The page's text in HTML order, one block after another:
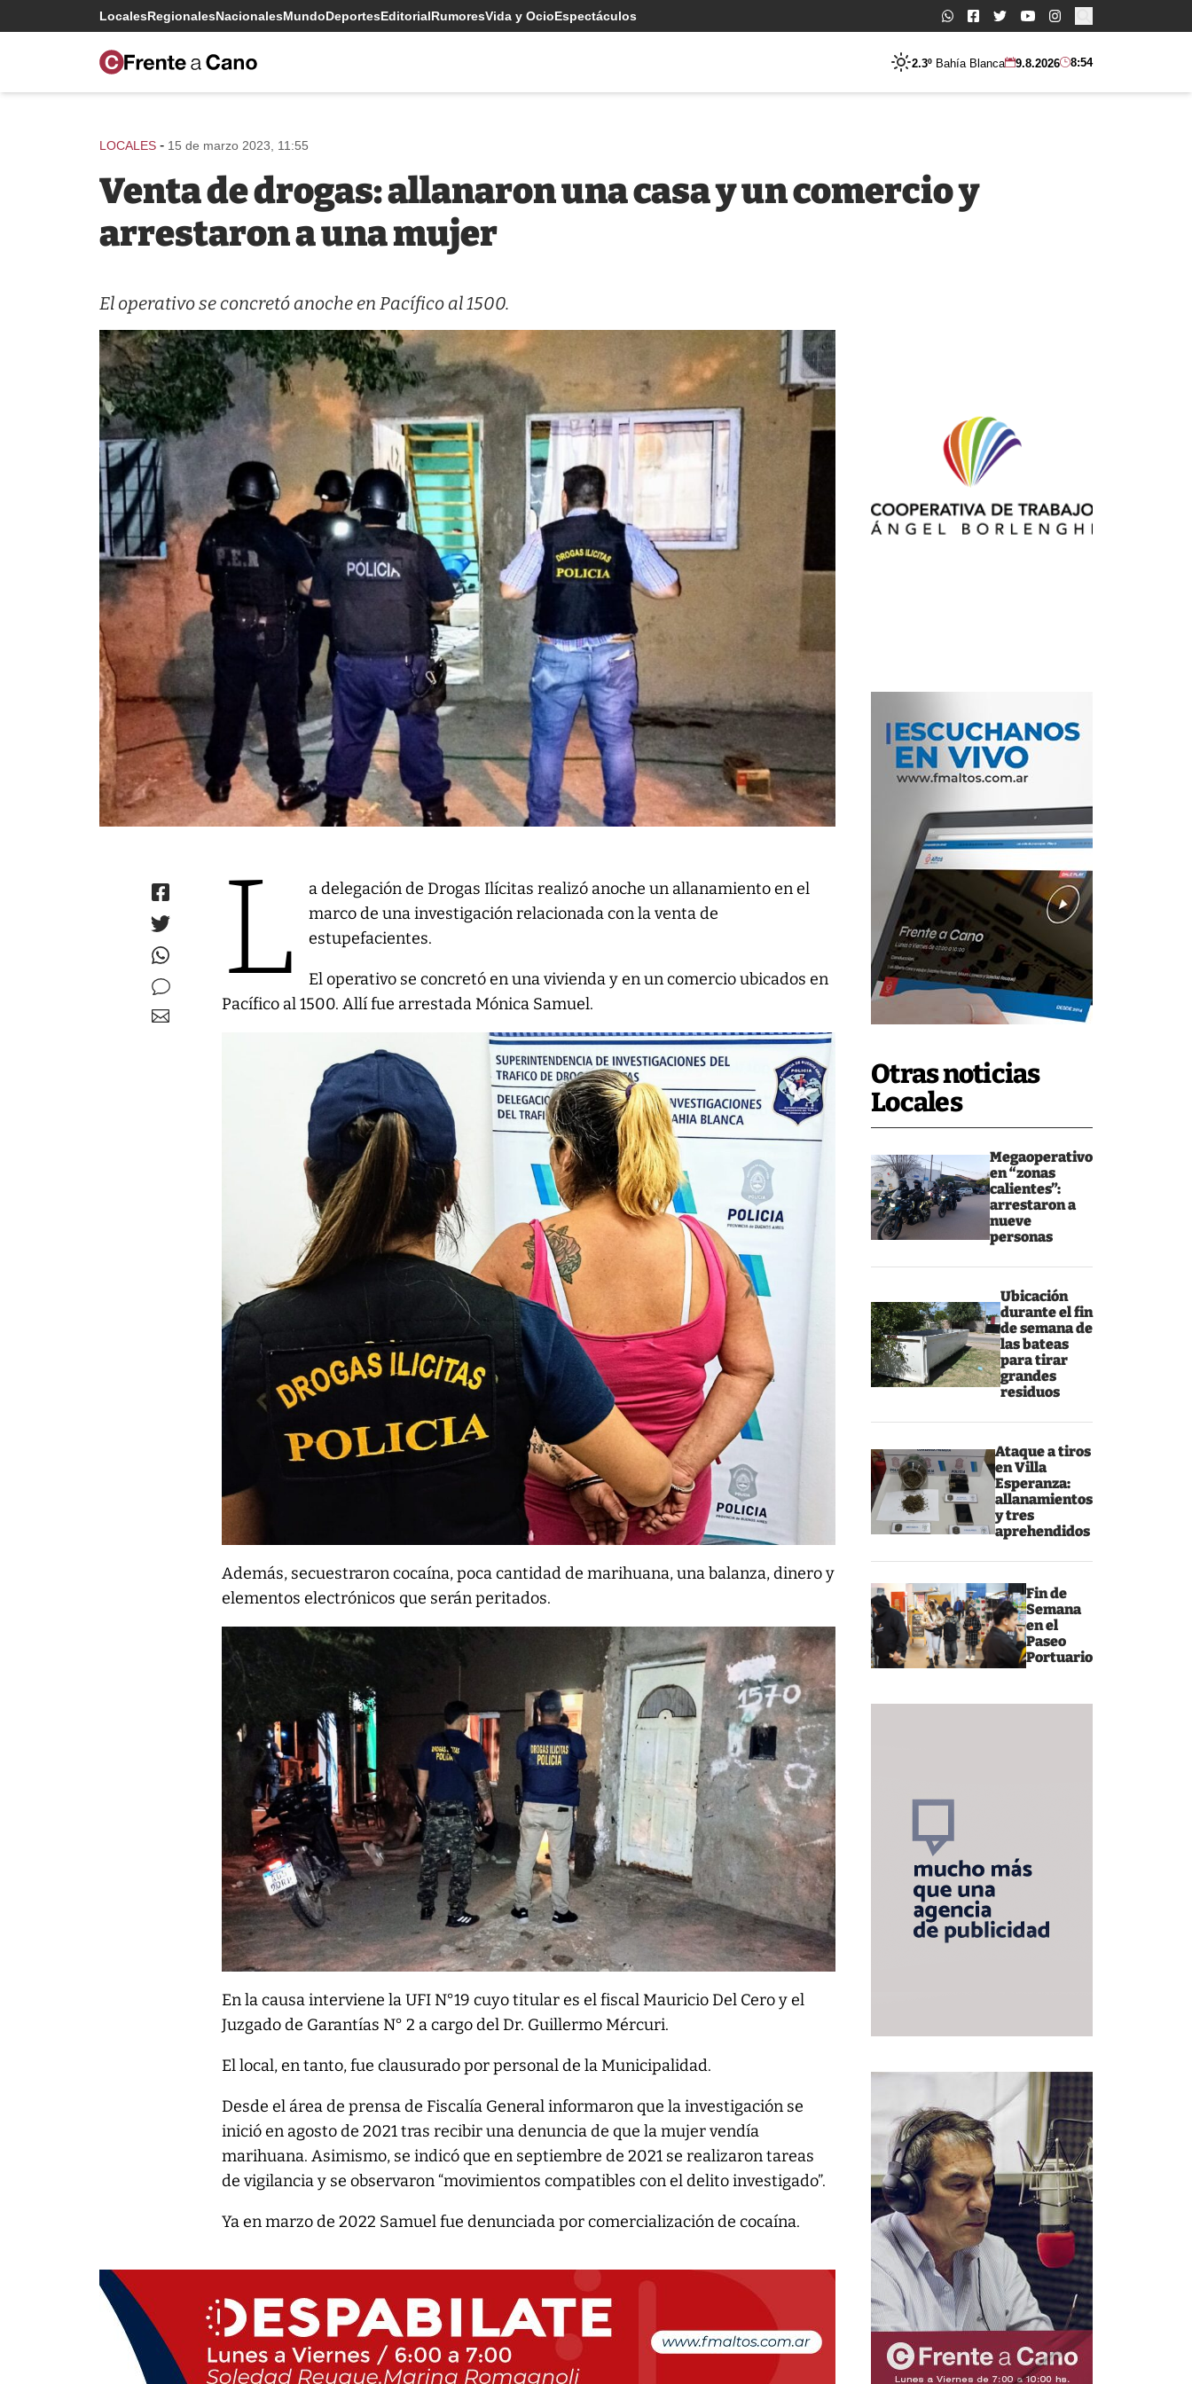
LocalesRegionalesNacionalesMundoDeportesEditorialRumoresVida y OcioEspectáculos Buscar:
2.3º Bahía Blanca 9.8.2026 8:54
Otras noticias
Locales
Megaoperativo
en “zonas
calientes”:
arrestaron a
nueve
personas
Ubicación
durante el fin
de semana de
las bateas
para tirar
grandes
residuos
Ataque a tiros
en Villa
Esperanza:
allanamientos
y tres
aprehendidos
Fin de
Semana
en el
Paseo
Portuario
LOCALES - 15 de marzo 2023, 11:55
Venta de drogas: allanaron una casa y un comercio y
arrestaron a una mujer
El operativo se concretó anoche en Pacífico al 1500.
L
a delegación de Drogas Ilícitas realizó anoche un allanamiento en el
marco de una investigación relacionada con la venta de
estupefacientes.
El operativo se concretó en una vivienda y en un comercio ubicados en
Pacífico al 1500. Allí fue arrestada Mónica Samuel.
Además, secuestraron cocaína, poca cantidad de marihuana, una balanza, dinero y
elementos electrónicos que serán peritados.
En la causa interviene la UFI N°19 cuyo titular es el fiscal Mauricio Del Cero y el
Juzgado de Garantías N° 2 a cargo del Dr. Guillermo Mércuri.
El local, en tanto, fue clausurado por personal de la Municipalidad.
Desde el área de prensa de Fiscalía General informaron que la investigación se
inició en agosto de 2021 tras recibir una denuncia de que la mujer vendía
marihuana. Asimismo, se indicó que en septiembre de 2021 se realizaron tareas
de vigilancia y se observaron “movimientos compatibles con el delito investigado”.
Ya en marzo de 2022 Samuel fue denunciada por comercialización de cocaína.